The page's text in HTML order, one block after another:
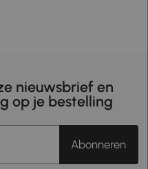
nieuwsbrief en
op je bestelling
Abonneren